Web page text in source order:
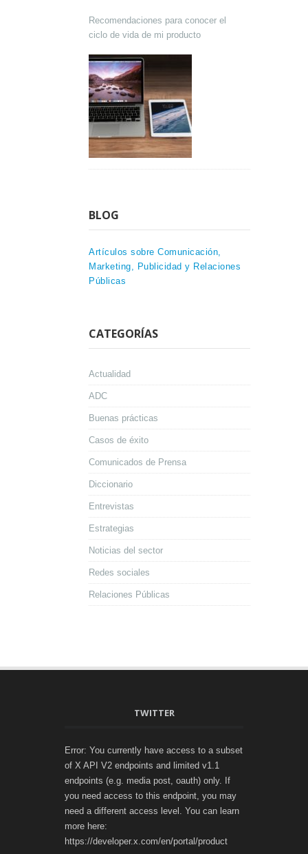
Recomendaciones para conocer el
ciclo de vida de mi producto
BLOG
Artículos sobre Comunicación,
Marketing, Publicidad y Relaciones
Públicas
CATEGORÍAS
Actualidad
ADC
Buenas prácticas
Casos de éxito
Comunicados de Prensa
Diccionario
Entrevistas
Estrategias
Noticias del sector
Redes sociales
Relaciones Públicas
TWITTER
Error: You currently have access to a subset
of X API V2 endpoints and limited v1.1
endpoints (e.g. media post, oauth) only. If
you need access to this endpoint, you may
need a different access level. You can learn
more here:
https://developer.x.com/en/portal/product